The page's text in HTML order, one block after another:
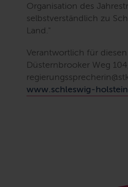
Organisation des
selbstverständlich zu
Land."
Verantwortlich für
Düsternbrooker Weg
www.schleswig-